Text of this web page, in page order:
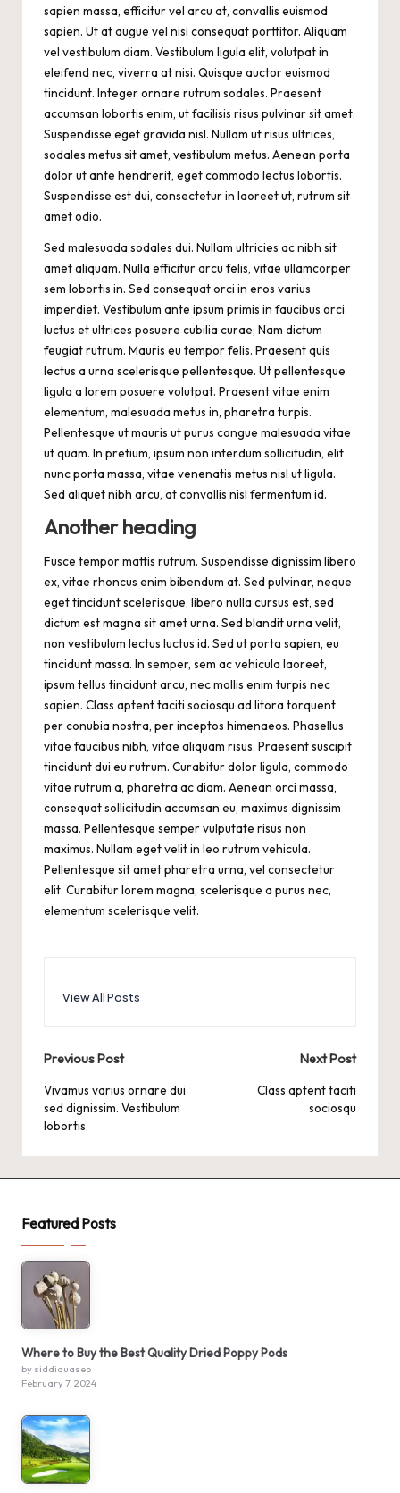
sapien massa, efficitur vel arcu at, convallis euismod
sapien. Ut at augue vel nisi consequat porttitor. Aliquam
vel vestibulum diam. Vestibulum ligula elit, volutpat in
eleifend nec, viverra at nisi. Quisque auctor euismod
tincidunt. Integer ornare rutrum sodales. Praesent
accumsan lobortis enim, ut facilisis risus pulvinar sit amet.
Suspendisse eget gravida nisl. Nullam ut risus ultrices,
sodales metus sit amet, vestibulum metus. Aenean porta
dolor ut ante hendrerit, eget commodo lectus lobortis.
Suspendisse est dui, consectetur in laoreet ut, rutrum sit
amet odio.
Sed malesuada sodales dui. Nullam ultricies ac nibh sit
amet aliquam. Nulla efficitur arcu felis, vitae ullamcorper
sem lobortis in. Sed consequat orci in eros varius
imperdiet. Vestibulum ante ipsum primis in faucibus orci
luctus et ultrices posuere cubilia curae; Nam dictum
feugiat rutrum. Mauris eu tempor felis. Praesent quis
lectus a urna scelerisque pellentesque. Ut pellentesque
ligula a lorem posuere volutpat. Praesent vitae enim
elementum, malesuada metus in, pharetra turpis.
Pellentesque ut mauris ut purus congue malesuada vitae
ut quam. In pretium, ipsum non interdum sollicitudin, elit
nunc porta massa, vitae venenatis metus nisl ut ligula.
Sed aliquet nibh arcu, at convallis nisl fermentum id.
Another heading
Fusce tempor mattis rutrum. Suspendisse dignissim libero
ex, vitae rhoncus enim bibendum at. Sed pulvinar, neque
eget tincidunt scelerisque, libero nulla cursus est, sed
dictum est magna sit amet urna. Sed blandit urna velit,
non vestibulum lectus luctus id. Sed ut porta sapien, eu
tincidunt massa. In semper, sem ac vehicula laoreet,
ipsum tellus tincidunt arcu, nec mollis enim turpis nec
sapien. Class aptent taciti sociosqu ad litora torquent
per conubia nostra, per inceptos himenaeos. Phasellus
vitae faucibus nibh, vitae aliquam risus. Praesent suscipit
tincidunt dui eu rutrum. Curabitur dolor ligula, commodo
vitae rutrum a, pharetra ac diam. Aenean orci massa,
consequat sollicitudin accumsan eu, maximus dignissim
massa. Pellentesque semper vulputate risus non
maximus. Nullam eget velit in leo rutrum vehicula.
Pellentesque sit amet pharetra urna, vel consectetur
elit. Curabitur lorem magna, scelerisque a purus nec,
elementum scelerisque velit.
View All Posts
Post
navigation
Previous Post
Vivamus varius ornare dui
sed dignissim. Vestibulum
lobortis
Next Post
Class aptent taciti
sociosqu
Featured Posts
Where to Buy the Best Quality Dried Poppy Pods
by siddiquaseo
February 7, 2024